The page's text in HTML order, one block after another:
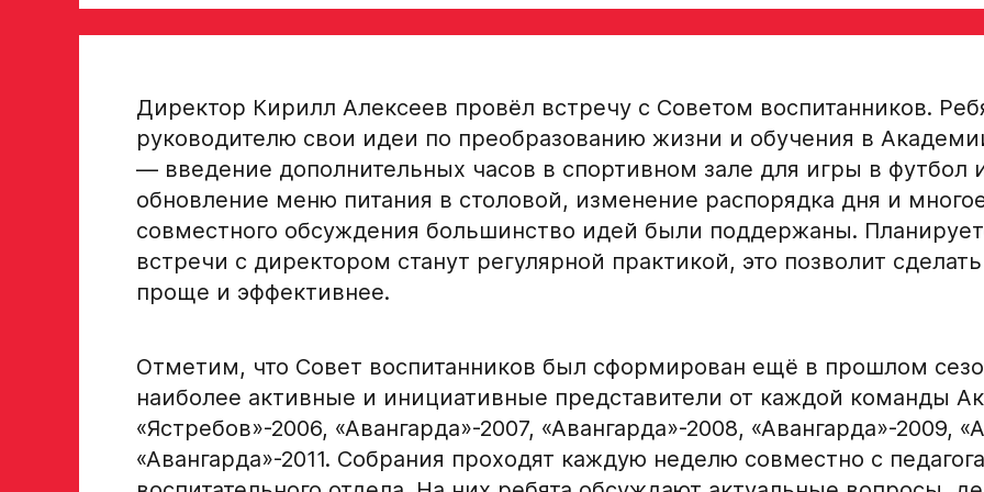
Директор Кирилл Алексеев провёл встречу с Советом воспитанников.
руководителю свои идеи по преобразованию жизни и обучения в
— введение дополнительных часов в спортивном зале для игры в футбол
обновление меню питания в столовой, изменение распорядка дня и
совместного обсуждения большинство идей были поддержаны.
встречи с директором станут регулярной практикой, это позволит
проще и эффективнее.
Отметим, что Совет воспитанников был сформирован ещё в прошлом
наиболее активные и инициативные представители от каждой команды
«Ястребов»-2006, «Авангарда»-2007, «Авангарда»-2008, «Авангарда»-2009,
«Авангарда»-2011. Собрания проходят каждую неделю совместно с
Амплуа игрока
если опыта игры нет, оставьте это поле пустым
ФИО законного представителя
Номер телефона законного представителя
Нажимая кнопку «Отправить», вы принимаете
Ссылка на профиль
Обращаем внимание: опыт
округов (https://fhr.ru/
подаёт заявку.
Название школы /
в настоящее время
Нарезки игровых
Поместите в строку
видео
СПАСИБО ЗА ЗАЯВКУ!
Если данные ученика соответствуют
требованиям для обучения в Академии, мы
Ok